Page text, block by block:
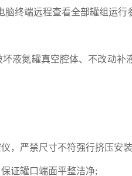
终端远程查看全部罐组运行
液氮罐真空腔体、不改动补
，严禁尺寸不符强行挤压安
证罐口端面平整洁净;